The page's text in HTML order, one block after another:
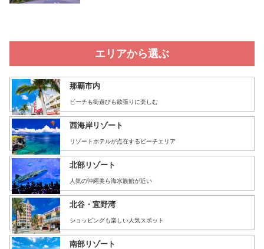
エリアから選ぶ
那覇市内
ビーチも街遊びも欲張りに楽しむ
西海岸リゾート
リゾートホテルが点在するビーチエリア
北部リゾート
人気の沖縄美ら海水族館が近い
北谷・宜野湾
ショッピングも楽しい人気スポット
南部リゾート